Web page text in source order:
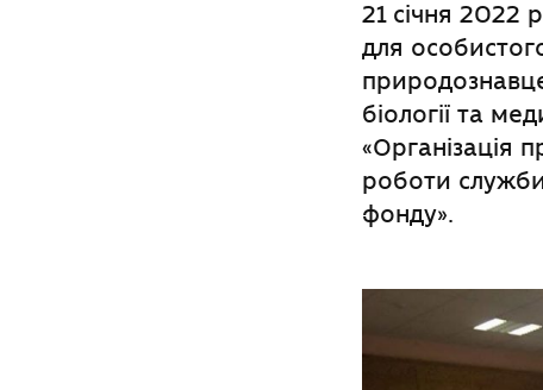
21 січня 2022
для
біології та
«Організація
роботи
фонду».